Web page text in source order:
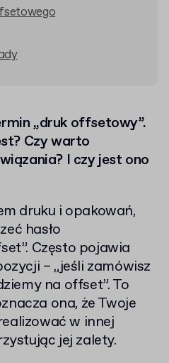
„druk offsetowy”.
Czy warto
I czy jest ono
druku i opakowań,
hasło
Często pojawia
– „jeśli zamówisz
na offset”. To
ona, że Twoje
w innej
jej zalety.